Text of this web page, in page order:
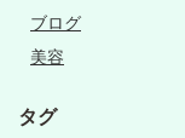
ブログ
美容
タグ